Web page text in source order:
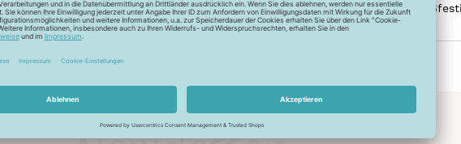
Durch den Mercerisationsprozess erlangt das Garn eine hohe
und kann auch nicht gebleicht werden.